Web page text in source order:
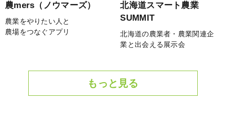
農mers（ノウマーズ）
農業をやりたい人と
農場をつなぐアプリ
北海道スマート農業
SUMMIT
北海道の農業者・農業関連企
業と出会える展示会
もっと見る